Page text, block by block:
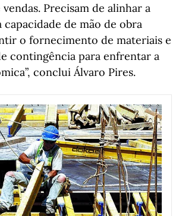
Precisam de alinhar a
de mão de obra
o fornecimento de materiais e
contingência para enfrentar a
conclui Álvaro Pires.